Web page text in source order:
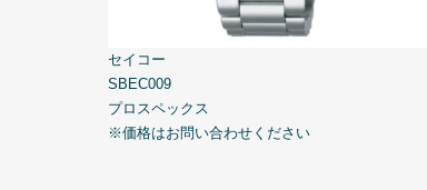
セイコー
SBEC009
プロスペックス
※価格はお問い合わせください